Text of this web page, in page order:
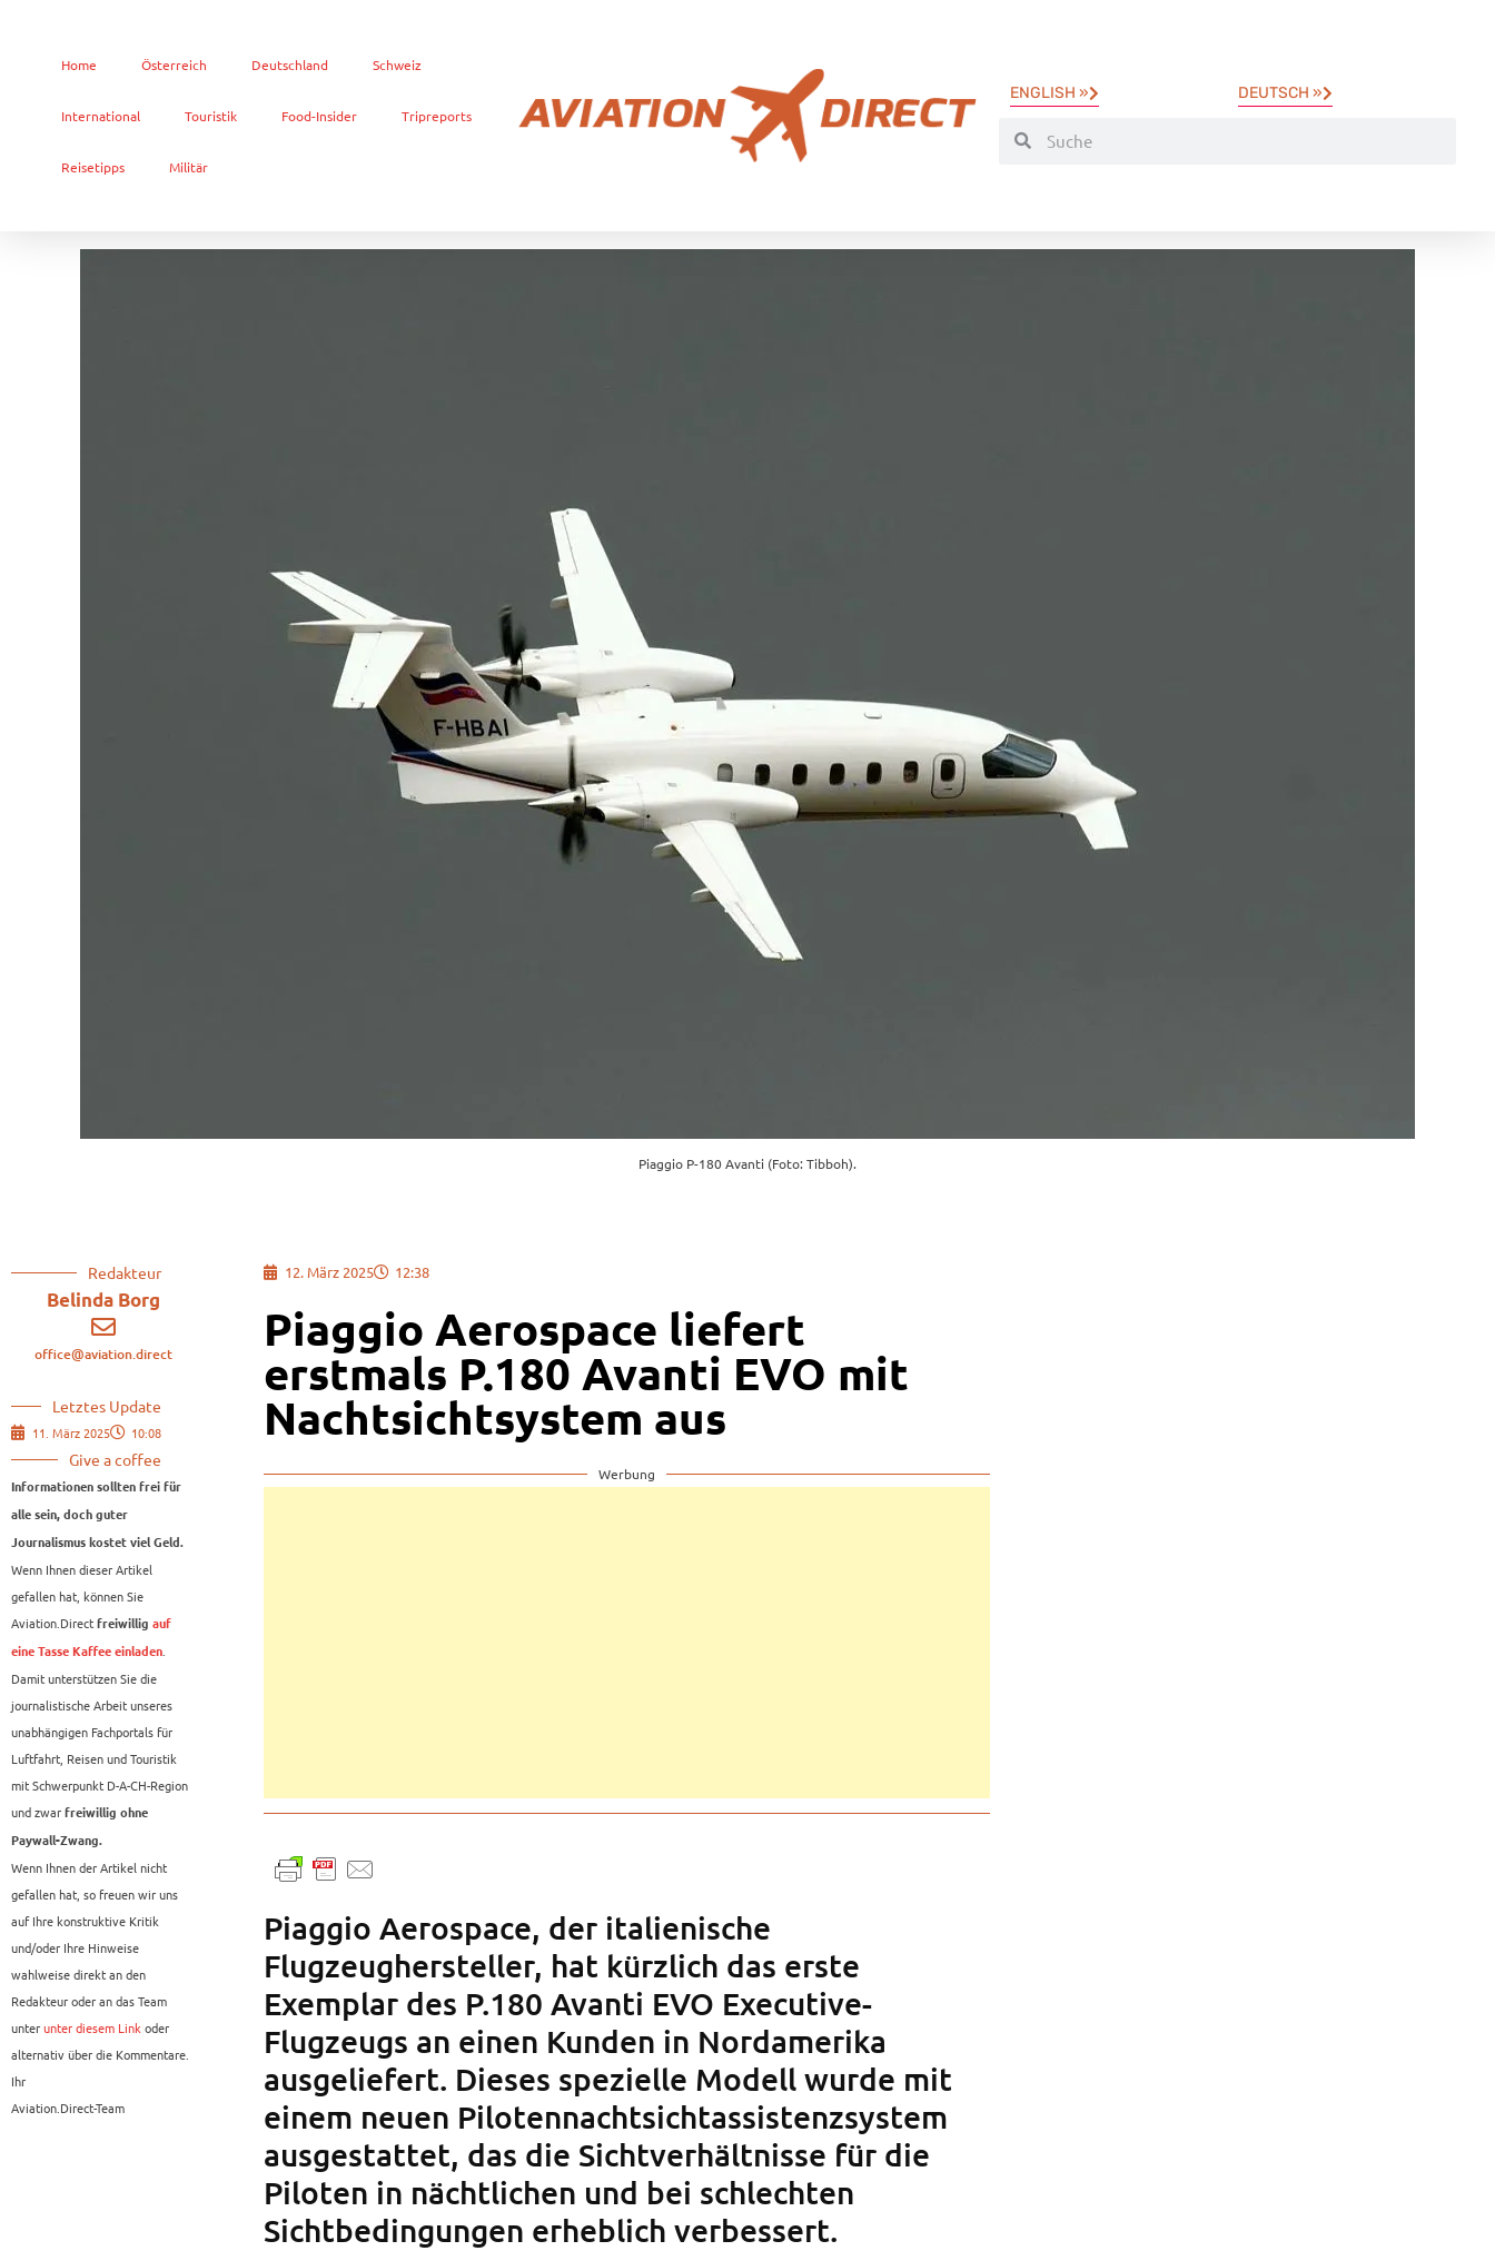
Home Österreich Deutschland Schweiz
International Touristik Food-Insider Tripreports
Reisetipps Militär
ENGLISH » DEUTSCH »
Piaggio P-180 Avanti (Foto: Tibboh).
Redakteur
Belinda Borg
office@aviation.direct
Letztes Update
11. März 2025 10:08
Give a coffee
Informationen sollten frei für
alle sein, doch guter
Journalismus kostet viel Geld.
Wenn Ihnen dieser Artikel
gefallen hat, können Sie
Aviation.Direct freiwillig auf
eine Tasse Kaffee einladen.
Damit unterstützen Sie die
journalistische Arbeit unseres
unabhängigen Fachportals für
Luftfahrt, Reisen und Touristik
mit Schwerpunkt D-A-CH-Region
und zwar freiwillig ohne
Paywall-Zwang.
Wenn Ihnen der Artikel nicht
gefallen hat, so freuen wir uns
auf Ihre konstruktive Kritik
und/oder Ihre Hinweise
wahlweise direkt an den
Redakteur oder an das Team
unterunter diesem Linkoder
alternativ über die Kommentare.
Ihr
Aviation.Direct-Team
12. März 2025 12:38
Piaggio Aerospace liefert
erstmals P.180 Avanti EVO mit
Nachtsichtsystem aus
Werbung
Piaggio Aerospace, der italienische
Flugzeughersteller, hat kürzlich das erste
Exemplar des P.180 Avanti EVO Executive-
Flugzeugs an einen Kunden in Nordamerika
ausgeliefert. Dieses spezielle Modell wurde mit
einem neuen Pilotennachtsichtassistenzsystem
ausgestattet, das die Sichtverhältnisse für die
Piloten in nächtlichen und bei schlechten
Sichtbedingungen erheblich verbessert.